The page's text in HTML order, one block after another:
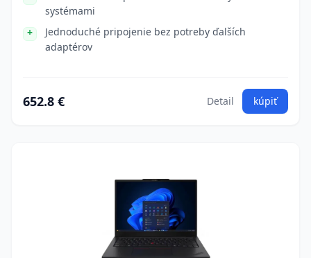
systémami
Jednoduché pripojenie bez potreby ďalších
adaptérov
652.8 € Detail kúpiť